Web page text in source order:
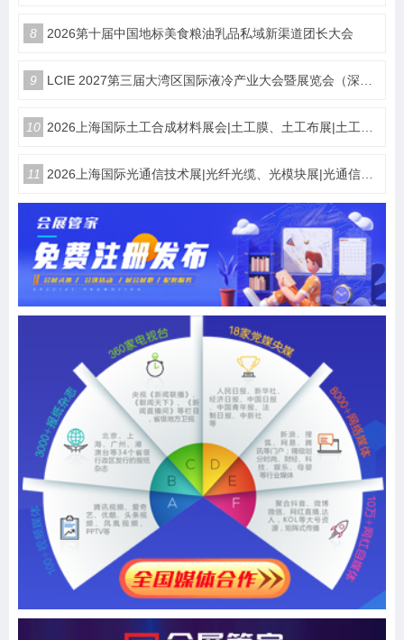
8 2026第十届中国地标美食粮油乳品私域新渠道团长大会
9 LCIE 2027第三届大湾区国际液冷产业大会暨展览会（深圳）
10 2026上海国际土工合成材料展会|土工膜、土工布展|土工合成材料仪器、设备展览会
11 2026上海国际光通信技术展|光纤光缆、光模块展|光通信设备展览会